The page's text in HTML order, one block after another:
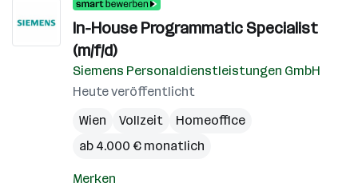
In-House Programmatic Specialist
(m/f/d)
Siemens Personaldienstleistungen GmbH
Heute veröffentlicht
Wien
Vollzeit
Homeoffice
ab 4.000 € monatlich
Merken